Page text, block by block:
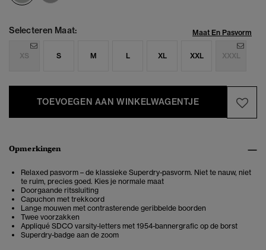
Selecteren Maat: Maat En Pasvorm
XS S M L XL XXL XXXL
TOEVOEGEN AAN WINKELWAGENTJE
Opmerkingen
Relaxed pasvorm – de klassieke Superdry-pasvorm. Niet te nauw, niet
te ruim, precies goed. Kies je normale maat
Doorgaande ritssluiting
Capuchon met trekkoord
Lange mouwen met contrasterende geribbelde boorden
Twee voorzakken
Appliqué SDCO varsity-letters met 1954-bannergrafic op de borst
Superdry-badge aan de zoom